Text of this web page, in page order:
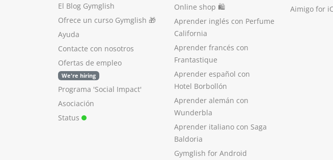
El Blog Gymglish
Ofrece un curso Gymglish 🎁
Ayuda
Contacte con nosotros
Ofertas de empleo
We're hiring
Programa 'Social Impact'
Asociación
Status
Online shop 🛍
Aprender inglés con Perfume
California
Aprender francés con
Frantastique
Aprender español con
Hotel Borbollón
Aprender alemán con
Wunderbla
Aprender italiano con Saga
Baldoria
Gymglish for Android
Aimigo for